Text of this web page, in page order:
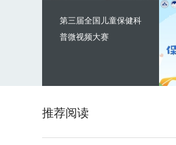
第三届全国儿童保健科
普微视频大赛
推荐阅读